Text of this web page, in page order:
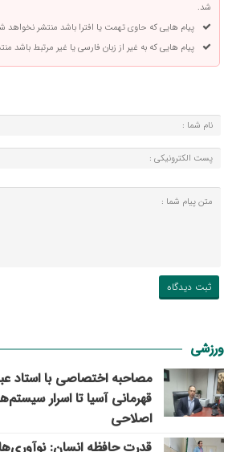
شد.
پیام هایی که حاوی تهمت یا افترا باشد منتشر نخواهد
پیام هایی که به غیر از زبان فارسی یا غیر مرتبط باشد
ورزشی
مصاحبه اختصاصی با استاد
قهرمانی آسیا تا اسرار
اصلاحی
قدرت حافظه انسان: